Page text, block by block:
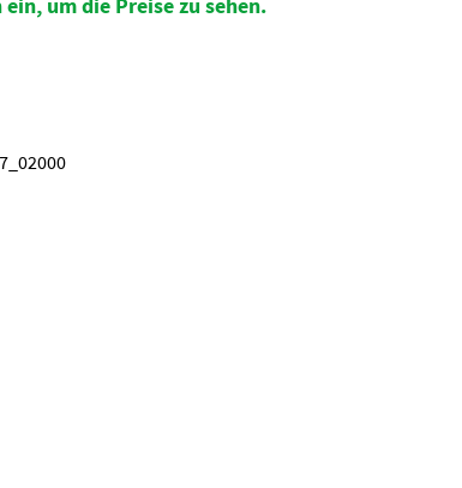
um die Preise zu sehen.